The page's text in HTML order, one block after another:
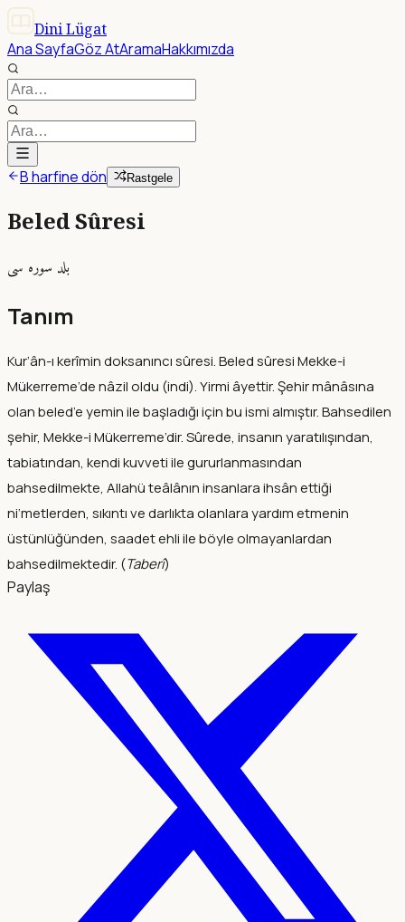
Dini Lügat
Ana SayfaGöz AtAramaHakkımızda
B harfine dön Rastgele
Beled Sûresi
بلد سوره سى
Tanım
Kur’ân-ı kerîmin doksanıncı sûresi. Beled sûresi Mekke-i
Mükerreme’de nâzil oldu (indi). Yirmi âyettir. Şehir mânâsına
olan beled’e yemin ile başladığı için bu ismi almıştır. Bahsedilen
şehir, Mekke-i Mükerreme’dir. Sûrede, insanın yaratılışından,
tabiatından, kendi kuvveti ile gururlanmasından
bahsedilmekte, Allahü teâlânın insanlara ihsân ettiği
ni‘metlerden, sıkıntı ve darlıkta olanlara yardım etmenin
üstünlüğünden, saadet ehli ile böyle olmayanlardan
bahsedilmektedir. (Taberî)
Paylaş